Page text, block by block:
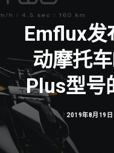
Emflux发
动摩托
Plus型号
2019年8月19日